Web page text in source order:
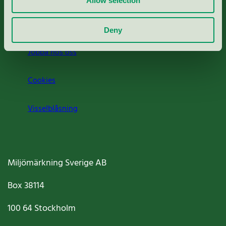
Deny
Jobba hos oss
Cookies
Visselblåsning
Miljömärkning Sverige AB
Box38114
100 64Stockholm